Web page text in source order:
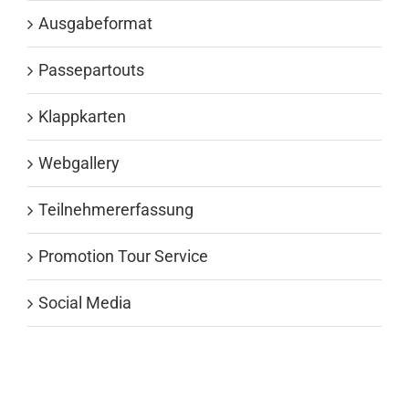
Ausgabeformat
Passepartouts
Klappkarten
Webgallery
Teilnehmererfassung
Promotion Tour Service
Social Media